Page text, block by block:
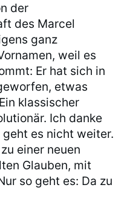
der
des Marcel
ganz
weil es
Er hat sich in
etwas
klassischer
Ich danke
es nicht weiter.
einer neuen
Glauben, mit
so geht es: Da zu